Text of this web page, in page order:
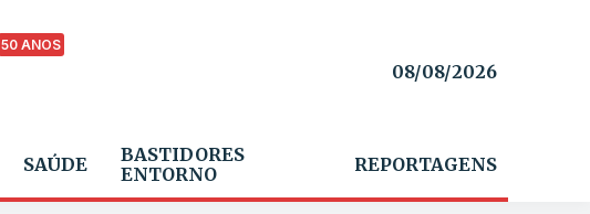
50 ANOS
08/08/2026
SAÚDE
BASTIDORES
ENTORNO
REPORTAGENS